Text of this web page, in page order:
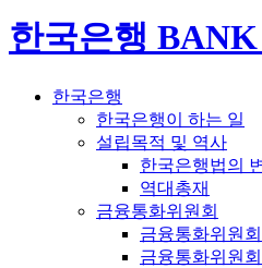
한국은행
한국은행
한국은행이 하는 일
설립목적 및 역사
한국은행법의
역대총재
금융통화위원회
금융통화위원회
금융통화위원